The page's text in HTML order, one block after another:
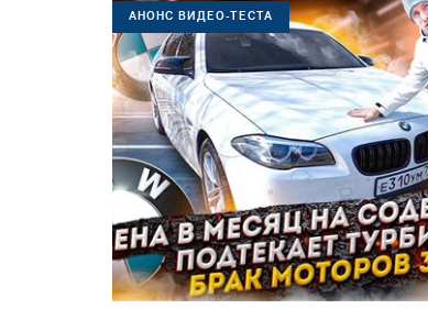
АНОНС ВИДЕО-ТЕСТА